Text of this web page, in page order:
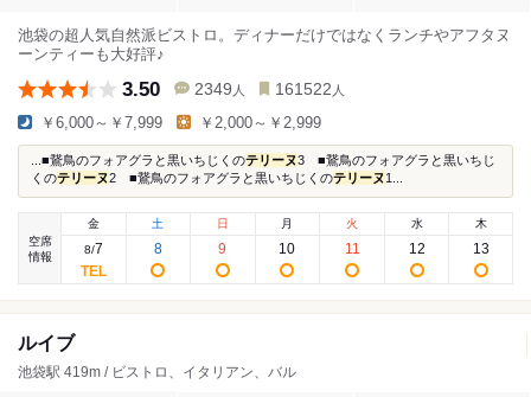
池袋の超人気自然派ビストロ。ディナーだけではなくランチやアフタヌ
ーンティーも大好評♪
3.50 2349 人 161522 人
￥6,000～￥7,999 ￥2,000～￥2,999
...■鵞鳥のフォアグラと黒いちじくのテリーヌ3 ■鵞鳥のフォアグラと黒いちじ
くのテリーヌ2 ■鵞鳥のフォアグラと黒いちじくのテリーヌ 1...
空席
情報
金
8/7
土
8
日
9
月
10
火
11
水
12
木
13
ルイブ
池袋駅 419m / ビストロ、イタリアン、バル